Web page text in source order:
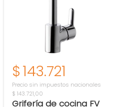
$143.721
Precio sin impuestos nacionales
$ 143.721,00
Grifería de cocina FV